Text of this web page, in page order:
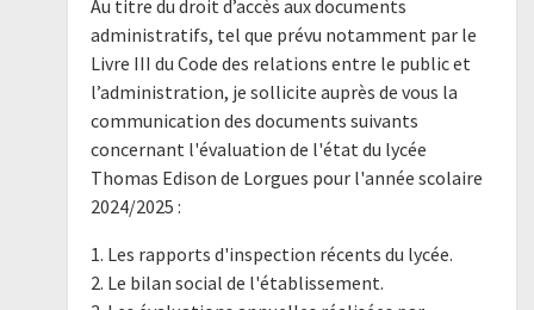
Au titre du droit d’accès aux documents
administratifs, tel que prévu notamment par le
Livre III du Code des relations entre le public et
l’administration, je sollicite auprès de vous la
communication des documents suivants
concernant l'évaluation de l'état du lycée
Thomas Edison de Lorgues pour l'année scolaire
2024/2025 :
1. Les rapports d'inspection récents du lycée.
2. Le bilan social de l'établissement.